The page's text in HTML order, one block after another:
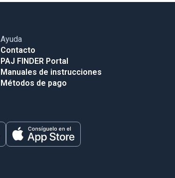
Ayuda
Contacto
PAJ FINDER Portal
Manuales de instrucciones
Métodos de pago